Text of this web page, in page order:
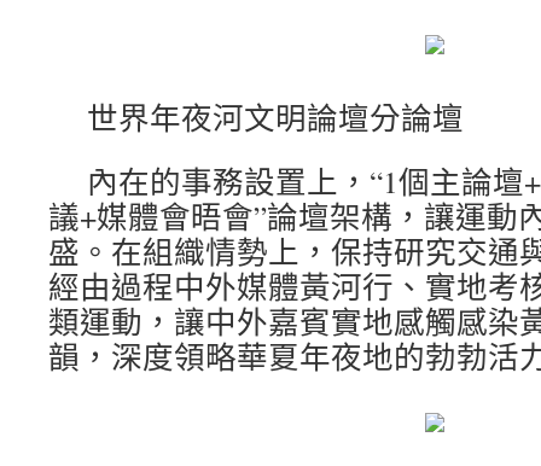
世界年夜河文明論壇分論壇
內在的事務設置上，“1個主論壇
議+媒體會晤會”論壇架構，讓運動
盛。在組織情勢上，保持研究交通
經由過程中外媒體黃河行、實地考
類運動，讓中外嘉賓實地感觸感染
韻，深度領略華夏年夜地的勃勃活